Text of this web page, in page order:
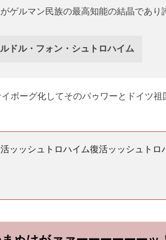
ゲルマン民族の最高知能の結晶であ
ドル・フォン・シュトロハイム
ボーグ化してそのパゥワーとドイツ
ッッシュトロハイム復活ッッシュト